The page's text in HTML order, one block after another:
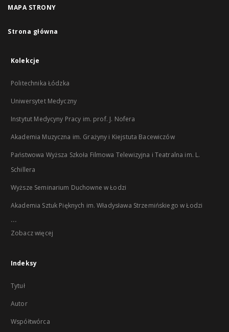
MAPA STRONY
Strona główna
Kolekcje
Politechnika Łódzka
Uniwersytet Medyczny
Instytut Medycyny Pracy im. prof. J. Nofera
Akademia Muzyczna im. Grażyny i Kiejstuta Bacewiczów
Państwowa Wyższa Szkoła Filmowa Telewizyjna i Teatralna im. L.
Schillera
Wyższe Seminarium Duchowne w Łodzi
Akademia Sztuk Pięknych im. Władysława Strzemińskiego w Łodzi
...
Zobacz więcej
Indeksy
Tytuł
Autor
Współtwórca